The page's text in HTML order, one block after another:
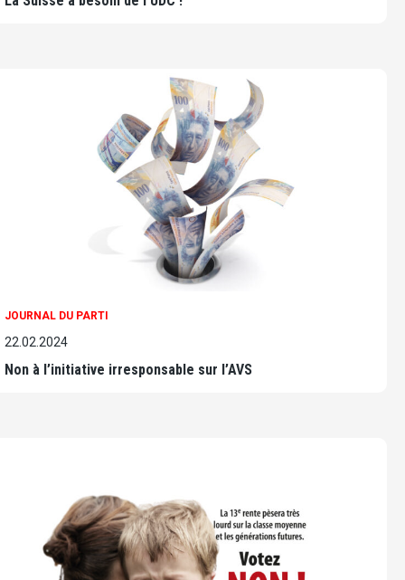
JOURNAL DU PARTI
22.02.2024
Non à l’initiative irresponsable sur l’AVS